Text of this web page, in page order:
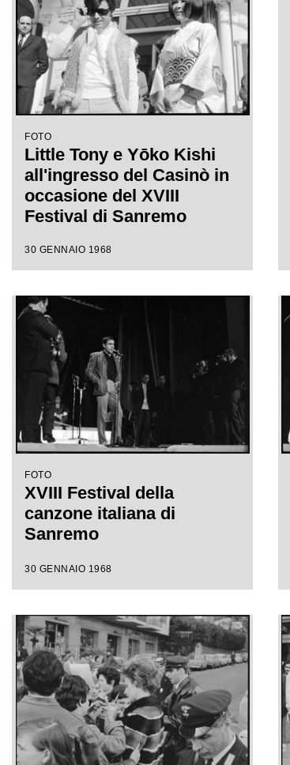
FOTO
Little Tony e Yōko Kishi
all'ingresso del Casinò in
occasione del XVIII
Festival di Sanremo
30 GENNAIO 1968
FOTO
XVIII Festival della
canzone italiana di
Sanremo
30 GENNAIO 1968